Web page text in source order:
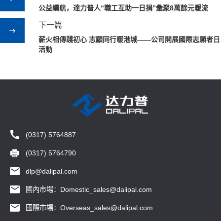
公益續航，達力普人“職工互助一日捐”彙聚8萬餘元暖流
下一篇
薪火相傳踐初心 志願同行暖港城——公司開展國際志願者日
活動
(0317) 5764887
(0317) 5764790
dlp@dalipal.com
國內市場：Domestic_sales@dalipal.com
國際市場：Overseas_sales@dalipal.com